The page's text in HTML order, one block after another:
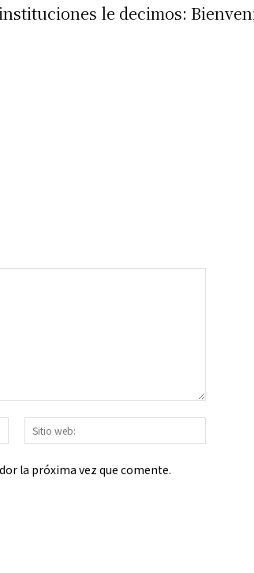
le decimos:
Correo
electrónico:*
web:
la próxima vez que comente.